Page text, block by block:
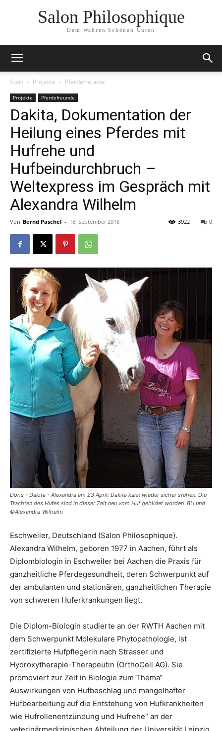
Salon Philosophique
Dem Wahren Schönen Guten
Start Projekte Pferdefreunde
Projekte Pferdefreunde
Dakita, Dokumentation der
Heilung eines Pferdes mit
Hufrehe und
Hufbeindurchbruch –
Weltexpress im Gespräch mit
Alexandra Wilhelm
Von Bernd Paschel - 18. September 2018 0
3922
Doris - Dakita - Alexandra am 23 April: Dakita kann wieder sicher stehen. Die
Trachten des Hufes sind in dieser Zeit neu vom Huf gebildet worden. BU und
©Alexandra-Wilhelm
Eschweiler, Deutschland (Salon Philosophique).
Alexandra Wilhelm, geboren 1977 in Aachen, führt als
Diplombiologin in Eschweiler bei Aachen die Praxis für
ganzheitliche Pferdegesundheit, deren Schwerpunkt auf
der ambulanten und stationären, ganzheitlichen Therapie
von schweren Huferkrankungen liegt.
Die Diplom-Biologin studierte an der RWTH Aachen mit
dem Schwerpunkt Molekulare Phytopathologie, ist
zertifizierte Hufpflegerin nach Strasser und
Hydroxytherapie-Therapeutin (OrthoCell AG). Sie
promoviert zur Zeit in Biologie zum Thema“
Auswirkungen von Hufbeschlag und mangelhafter
Hufbearbeitung auf die Entstehung von Hufkrankheiten
wie Hufrollenentzündung und Hufrehe“ an der
veterinärmedizinischen Abteilung der Universität Leipzig